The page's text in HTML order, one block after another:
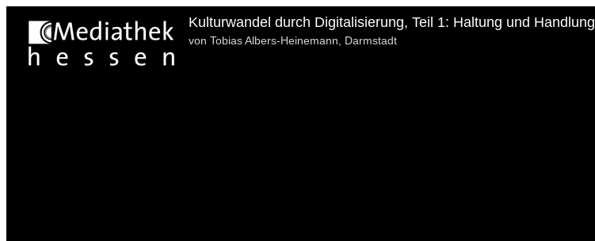
Kulturwandel durch Digitalisierung, Teil 1: Haltung und Handlung
von Tobias Albers-Heinemann, Darmstadt